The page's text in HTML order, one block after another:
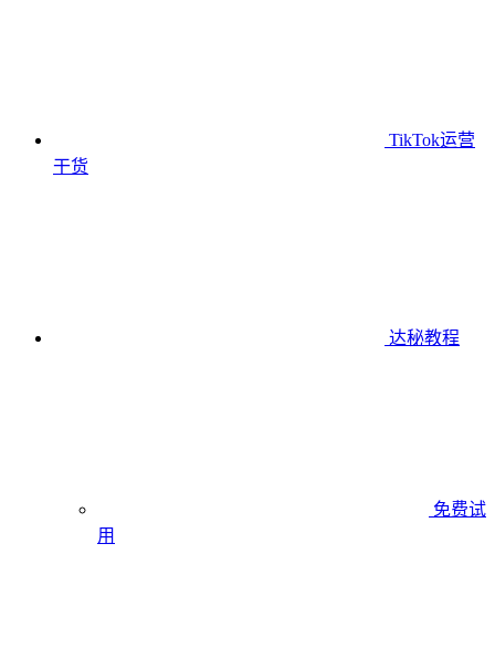
TikTok运营
干货
达秘教程
免费试
用